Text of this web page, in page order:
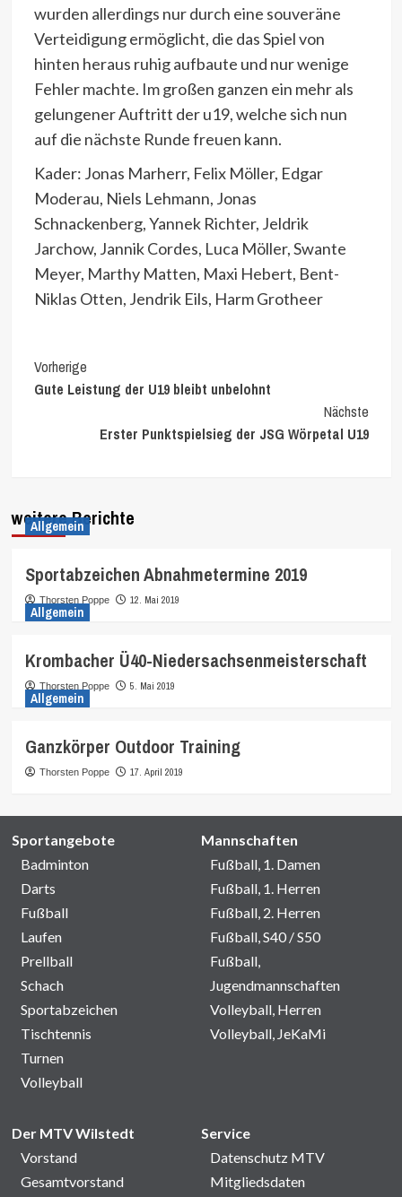
wurden allerdings nur durch eine souveräne
Verteidigung ermöglicht, die das Spiel von
hinten heraus ruhig aufbaute und nur wenige
Fehler machte. Im großen ganzen ein mehr als
gelungener Auftritt der u19, welche sich nun
auf die nächste Runde freuen kann.
Kader: Jonas Marherr, Felix Möller, Edgar
Moderau, Niels Lehmann, Jonas
Schnackenberg, Yannek Richter, Jeldrik
Jarchow, Jannik Cordes, Luca Möller, Swante
Meyer, Marthy Matten, Maxi Hebert, Bent-
Niklas Otten, Jendrik Eils, Harm Grotheer
Continue
Reading
Vorherige
Gute Leistung der U19 bleibt unbelohnt
Nächste
Erster Punktspielsieg der JSG Wörpetal U19
weitere Berichte
Allgemein
Sportabzeichen Abnahmetermine 2019
Thorsten Poppe 12. Mai 2019
Allgemein
Krombacher Ü40-Niedersachsenmeisterschaft
Thorsten Poppe 5. Mai 2019
Allgemein
Ganzkörper Outdoor Training
Thorsten Poppe 17. April 2019
Sportangebote
Badminton
Darts
Fußball
Laufen
Prellball
Schach
Sportabzeichen
Tischtennis
Turnen
Volleyball
Mannschaften
Fußball, 1. Damen
Fußball, 1. Herren
Fußball, 2. Herren
Fußball, S40 / S50
Fußball,
Jugendmannschaften
Volleyball, Herren
Volleyball, JeKaMi
Der MTV Wilstedt
Vorstand
Gesamtvorstand
Service
Datenschutz MTV
Mitgliedsdaten